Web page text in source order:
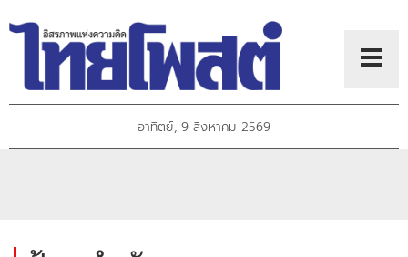
อาทิตย์, 9 สิงหาคม 2569